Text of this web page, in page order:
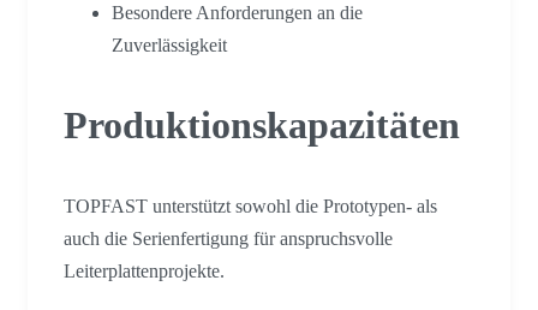
Besondere Anforderungen an die
Zuverlässigkeit
Produktionskapazitäten
TOPFAST unterstützt sowohl die Prototypen- als
auch die Serienfertigung für anspruchsvolle
Leiterplattenprojekte.